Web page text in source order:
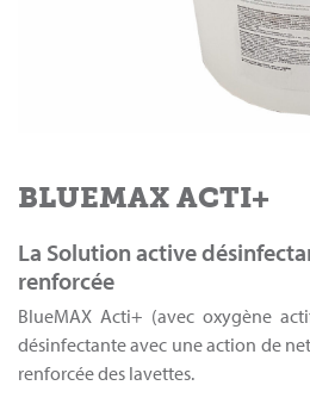
BLUEMAX ACTI+
La Solution active
renforcée
BlueMAX Acti+ (avec oxygène
désinfectante avec une action de
renforcée des lavettes.